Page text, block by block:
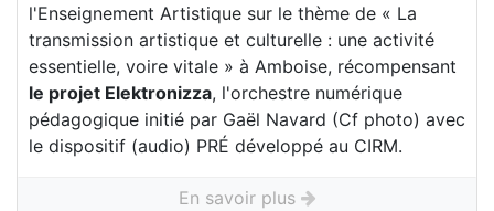
l'Enseignement Artistique sur le thème de « La
transmission artistique et culturelle : une activité
essentielle, voire vitale » à Amboise, récompensant
le projet Elektronizza, l'orchestre numérique
pédagogique initié par Gaël Navard (Cf photo) avec
le dispositif (audio) PRÉ développé au CIRM.
En savoir plus